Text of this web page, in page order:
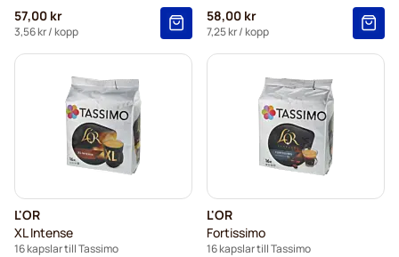
57,00 kr
3,56 kr/ kopp
58,00 kr
7,25 kr/ kopp
L'OR
XL Intense
16 kapslar till Tassimo
L'OR
Fortissimo
16 kapslar till Tassimo